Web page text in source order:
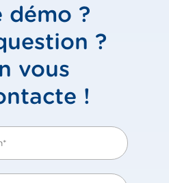
démo ?
?
vous
!